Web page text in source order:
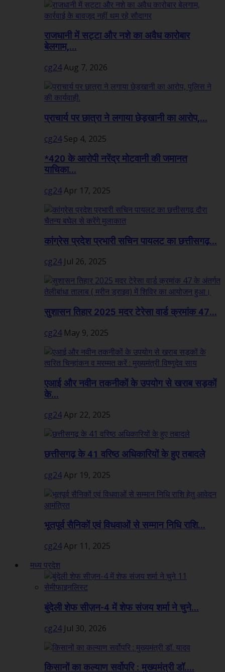
राजधानी में सट्टा और नशे का अवैध कारोबार
बेलगाम,...
cg24Aug 7, 2026
प्राचार्य पर छात्रा ने लगाया छेड़खानी का आरोप,...
cg24 Sep 4, 2025
*420 के आरोपी नरेंद्र मोटवानी की जमानत
याचिका...
cg24Apr 17, 2025
कांग्रेस प्रदेश प्रभारी सचिन पायलट का छत्तीसगढ़...
cg24 Jul 26, 2025
सुशासन तिहार 2025 मदर टेरेसा वार्ड क्रमांक 47...
cg24 May 9, 2025
एआई और नवीन तकनीकों के उपयोग से खराब सड़कों
के...
cg24Apr 22, 2025
छत्तीसगढ़ के 41 वरिष्ठ अधिकारियों के हुए तबादले
cg24Apr 19, 2025
भूतपूर्व सैनिकों एवं विधवाओं से सम्मान निधि राशि...
cg24Apr 11, 2025
मध्य प्रदेश
बुंदेली शेफ सीज़न-4 में शेफ संजय शर्मा ने चुने...
cg24 Jul 30, 2026
किसानों का कल्याण सर्वोपरि : मुख्यमंत्री डॉ....